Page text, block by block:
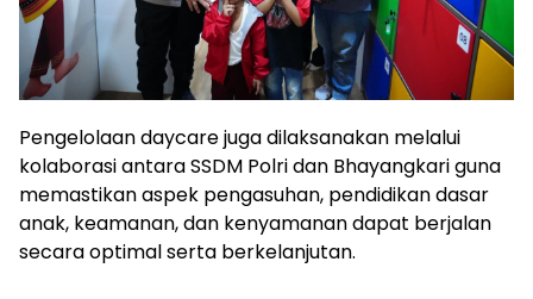
Pengelolaan daycare juga dilaksanakan melalui
kolaborasi antara SSDM Polri dan Bhayangkari guna
memastikan aspek pengasuhan, pendidikan dasar
anak, keamanan, dan kenyamanan dapat berjalan
secara optimal serta berkelanjutan.